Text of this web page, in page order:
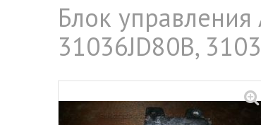
Блок
31036JD80B,